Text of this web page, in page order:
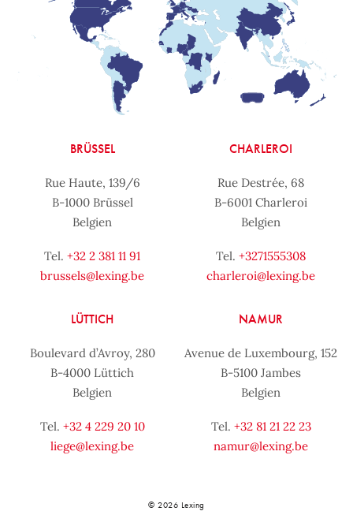
BRÜSSEL
Rue Haute, 139/6
B-1000 Brüssel
Belgien
Tel. +32 2 381 11 91
brussels@lexing.be
CHARLEROI
Rue Destrée, 68
B-6001 Charleroi
Belgien
Tel. +3271555308
charleroi@lexing.be
LÜTTICH
Boulevard d’Avroy, 280
B-4000 Lüttich
Belgien
Tel. +32 4 229 20 10
liege@lexing.be
NAMUR
Avenue de Luxembourg, 152
B-5100 Jambes
Belgien
Tel. +32 81 21 22 23
namur@lexing.be
© 2026 Lexing